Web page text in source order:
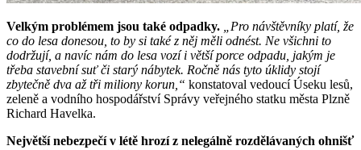
Velkým problémem jsou také odpadky. „Pro návštěvníky platí, že
co do lesa donesou, to by si také z něj měli odnést. Ne všichni to
dodržují, a navíc nám do lesa vozí i větší porce odpadu, jakým je
třeba stavební suť či starý nábytek. Ročně nás tyto úklidy stojí
zbytečně dva až tři miliony korun,“ konstatoval vedoucí Úseku lesů,
zeleně a vodního hospodářství Správy veřejného statku města Plzně
Richard Havelka.
Největší nebezpečí v létě hrozí z nelegálně rozdělávaných ohnišť